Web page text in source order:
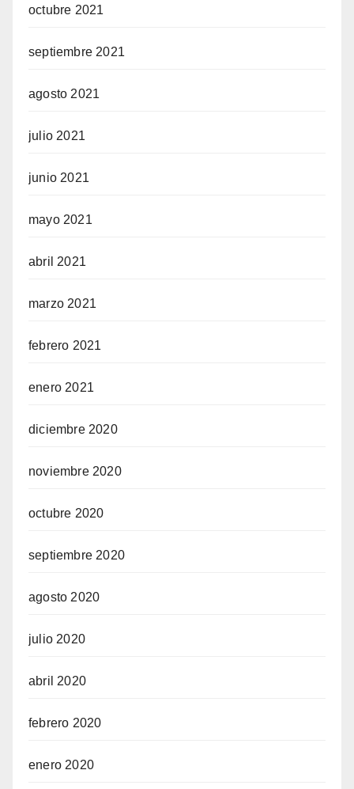
octubre 2021
septiembre 2021
agosto 2021
julio 2021
junio 2021
mayo 2021
abril 2021
marzo 2021
febrero 2021
enero 2021
diciembre 2020
noviembre 2020
octubre 2020
septiembre 2020
agosto 2020
julio 2020
abril 2020
febrero 2020
enero 2020